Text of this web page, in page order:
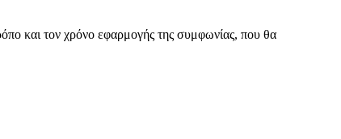
και τον χρόνο εφαρμογής της συμφωνίας, που θα